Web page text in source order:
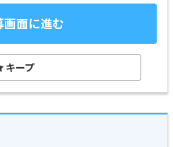
画面に進む
キープ